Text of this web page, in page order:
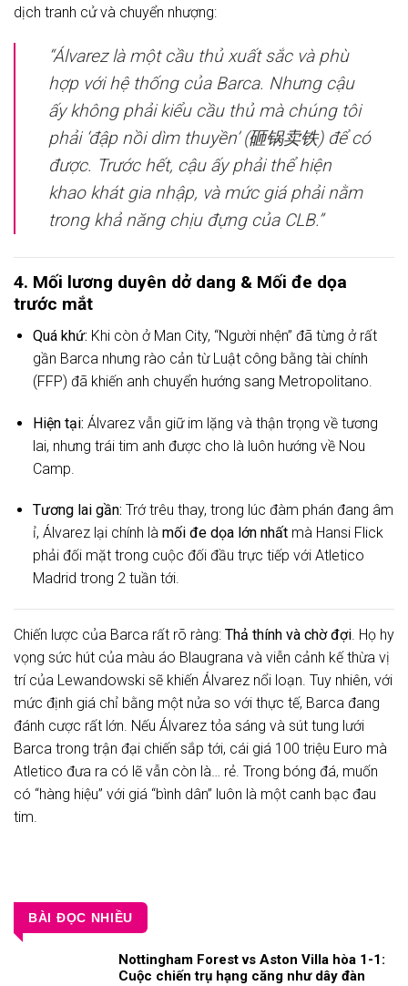
dịch tranh cử và chuyển nhượng:
“Álvarez là một cầu thủ xuất sắc và phù
hợp với hệ thống của Barca. Nhưng cậu
ấy không phải kiểu cầu thủ mà chúng tôi
phải ‘đập nồi dìm thuyền’ (砸锅卖铁) để có
được. Trước hết, cậu ấy phải thể hiện
khao khát gia nhập, và mức giá phải nằm
trong khả năng chịu đựng của CLB.”
4. Mối lương duyên dở dang & Mối đe dọa
trước mắt
Quá khứ: Khi còn ở Man City, “Người nhện” đã từng ở rất
gần Barca nhưng rào cản từ Luật công bằng tài chính
(FFP) đã khiến anh chuyển hướng sang Metropolitano.
Hiện tại: Álvarez vẫn giữ im lặng và thận trọng về tương
lai, nhưng trái tim anh được cho là luôn hướng về Nou
Camp.
Tương lai gần: Trớ trêu thay, trong lúc đàm phán đang âm
ỉ, Álvarez lại chính là mối đe dọa lớn nhấtmà Hansi Flick
phải đối mặt trong cuộc đối đầu trực tiếp với Atletico
Madrid trong 2 tuần tới.
Chiến lược của Barca rất rõ ràng: Thả thính và chờ đợi. Họ hy
vọng sức hút của màu áo Blaugrana và viễn cảnh kế thừa vị
trí của Lewandowski sẽ khiến Álvarez nổi loạn. Tuy nhiên, với
mức định giá chỉ bằng một nửa so với thực tế, Barca đang
đánh cược rất lớn. Nếu Álvarez tỏa sáng và sút tung lưới
Barca trong trận đại chiến sắp tới, cái giá 100 triệu Euro mà
Atletico đưa ra có lẽ vẫn còn là… rẻ. Trong bóng đá, muốn
có “hàng hiệu” với giá “bình dân” luôn là một canh bạc đau
tim.
BÀI ĐỌC NHIỀU
Nottingham Forest vs Aston Villa hòa 1-1:
Cuộc chiến trụ hạng căng như dây đàn